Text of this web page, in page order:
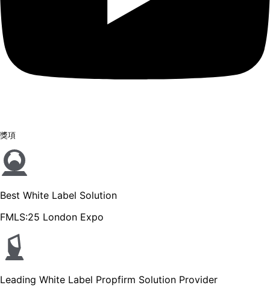
獎項
Best White Label Solution
FMLS:25 London Expo
Leading White Label Propfirm Solution Provider